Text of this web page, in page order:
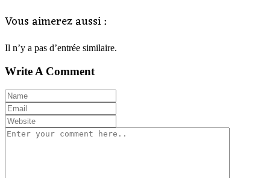
Vous aimerez aussi :
Il n’y a pas d’entrée similaire.
Write A Comment